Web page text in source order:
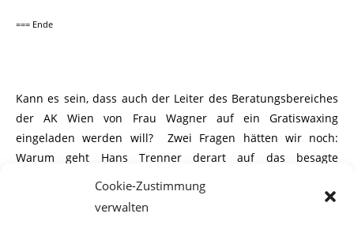
Cookie-Zustimmung
verwalten
=== Ende
Kann es sein, dass auch der Leiter des Beratungsbereiches
der AK Wien von Frau Wagner auf ein Gratiswaxing
eingeladen werden will? Zwei Fragen hätten wir noch:
Warum geht Hans Trenner derart auf das besagte
Unternehmen los und woher will er so genau Bescheid
wissen, dass das Arbeitsinspektorat nur nach dem Rechten
schaut und keine angeblichen weiteren Schikanen